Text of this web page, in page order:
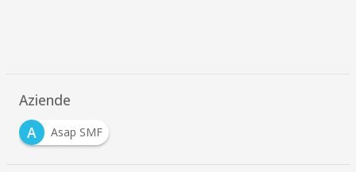
Aziende
A
Asap SMF